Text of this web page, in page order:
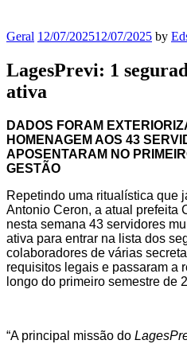
Geral 12/07/202512/07/2025 by
LagesPrevi: 1
ativa
DADOS FORAM
HOMENAGEM AOS 43
APOSENTARAM NO
GESTÃO
Repetindo uma ritualística que
Antonio Ceron, a atual prefeita
nesta semana 43 servidores
ativa para entrar na lista dos
colaboradores de várias
requisitos legais e passaram a
longo do primeiro semestre de
“A principal missão do